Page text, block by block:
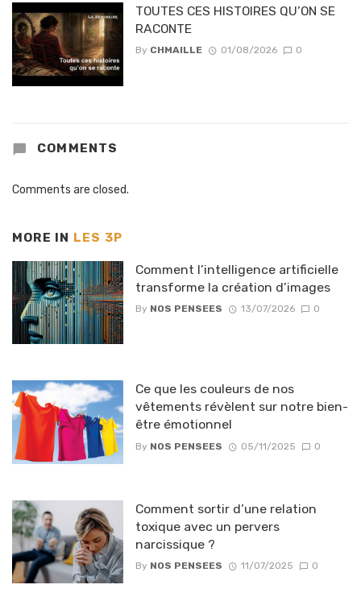
TOUTES CES HISTOIRES QU’ON SE
RACONTE
By CHMAILLE 01/08/2026 0
COMMENTS
Comments are closed.
MORE IN LES 3P
Comment l’intelligence artificielle
transforme la création d’images
By NOS PENSEES 13/07/2026 0
Ce que les couleurs de nos
vêtements révèlent sur notre bien-
être émotionnel
By NOS PENSEES 05/11/2025 0
Comment sortir d’une relation
toxique avec un pervers
narcissique ?
By NOS PENSEES 11/07/2025 0